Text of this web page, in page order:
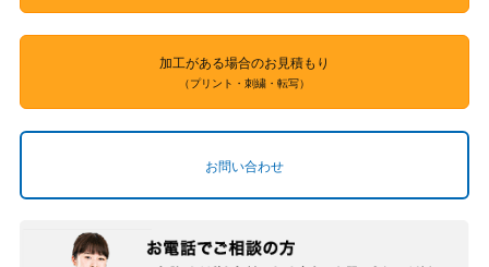
加工がある場合のお見積もり
（プリント・刺繍・転写）
お問い合わせ